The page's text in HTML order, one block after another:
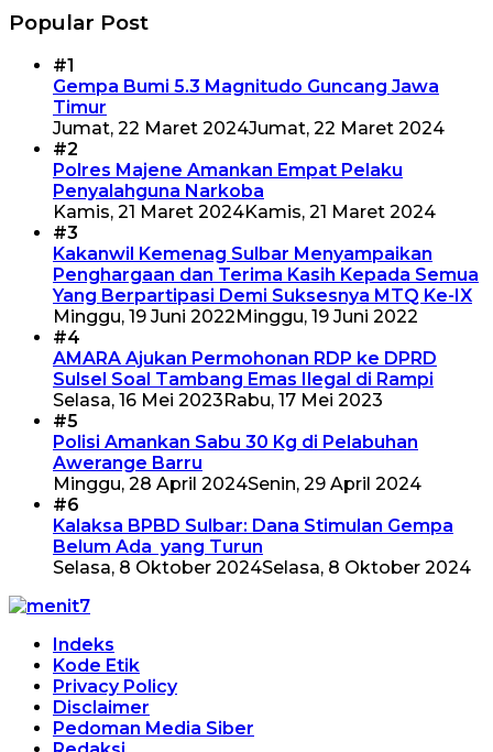
Popular Post
#1
Gempa Bumi 5.3 Magnitudo Guncang Jawa
Timur
Jumat, 22 Maret 2024Jumat, 22 Maret 2024
#2
Polres Majene Amankan Empat Pelaku
Penyalahguna Narkoba
Kamis, 21 Maret 2024Kamis, 21 Maret 2024
#3
Kakanwil Kemenag Sulbar Menyampaikan
Penghargaan dan Terima Kasih Kepada Semua
Yang Berpartipasi Demi Suksesnya MTQ Ke-IX
Minggu, 19 Juni 2022 Minggu, 19 Juni 2022
#4
AMARA Ajukan Permohonan RDP ke DPRD
Sulsel Soal Tambang Emas Ilegal di Rampi
Selasa, 16 Mei 2023 Rabu, 17 Mei 2023
#5
Polisi Amankan Sabu 30 Kg di Pelabuhan
Awerange Barru
Minggu, 28 April 2024Senin, 29 April 2024
#6
Kalaksa BPBD Sulbar: Dana Stimulan Gempa
Belum Ada yang Turun
Selasa, 8 Oktober 2024Selasa, 8 Oktober 2024
Indeks
Kode Etik
Privacy Policy
Disclaimer
Pedoman Media Siber